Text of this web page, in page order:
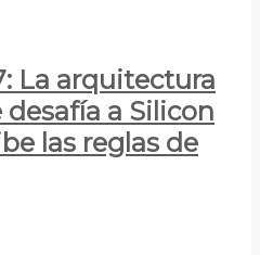
La arquitectura
a Silicon
las reglas de